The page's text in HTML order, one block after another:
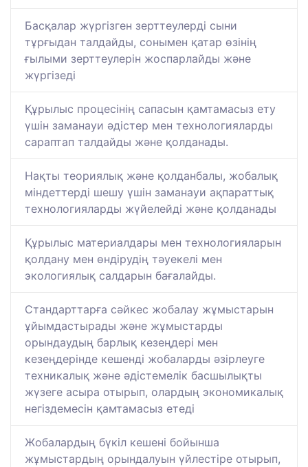
Басқалар жүргізген зерттеулерді сыни
тұрғыдан талдайды, сонымен қатар өзінің
ғылыми зерттеулерін жоспарлайды және
жүргізеді
Құрылыс процесінің сапасын қамтамасыз ету
үшін заманауи әдістер мен технологияларды
сараптап талдайды және қолданады.
Нақты теориялық және қолданбалы, жобалық
міндеттерді шешу үшін заманауи ақпараттық
технологияларды жүйелейді және қолданады
Құрылыс материалдары мен технологияларын
қолдану мен өндірудің тәуекелі мен
экологиялық салдарын бағалайды.
Стандарттарға сәйкес жобалау жұмыстарын
ұйымдастырады және жұмыстарды
орындаудың барлық кезеңдері мен
кезеңдерінде кешенді жобаларды әзірлеуге
техникалық және әдістемелік басшылықты
жүзеге асыра отырып, олардың экономикалық
негіздемесін қамтамасыз етеді
Жобалардың бүкіл кешені бойынша
жұмыстардың орындалуын үйлестіре отырып,